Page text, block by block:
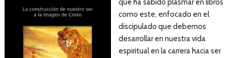
que ha sabido plasmar en libros
como este, enfocado en el
discipulado que debemos
desarrollar en nuestra vida
espiritual en la carrera hacia ser